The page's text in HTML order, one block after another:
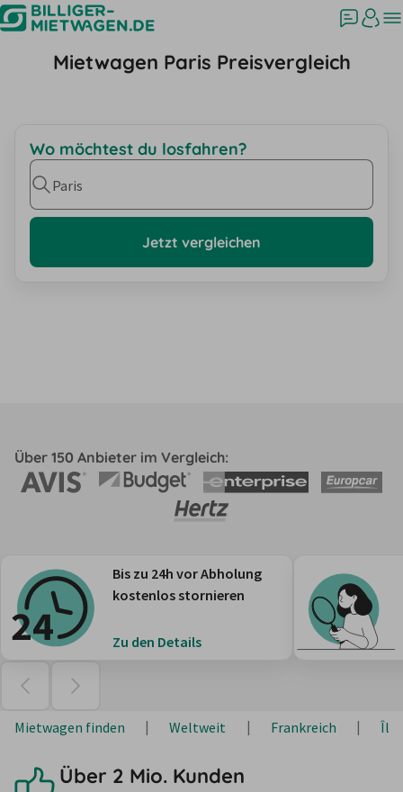
Mietwagen Paris Preisvergleich
Wo möchtest du losfahren?
Paris
Jetzt vergleichen
Über 150 Anbieter im Vergleich:
Bis zu 24h vor Abholung
kostenlos stornieren
Zu den Details
Mietwagen finden Weltweit Frankreich
Über 2 Mio. Kunden